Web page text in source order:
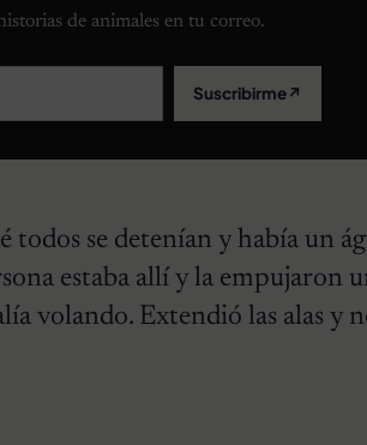
de animales en tu correo.
Suscribirme↗
todos se detenían y había un
estaba allí y la empujaron
volando. Extendió las alas y